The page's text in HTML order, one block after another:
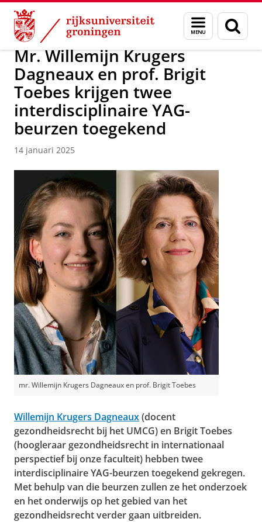
Skip
Content
Skip
Navigation
Menu
en
zoeken
Over ons Nieuwsarchief
Mr. Willemijn Krugers
Dagneaux en prof. Brigit
Toebes krijgen twee
interdisciplinaire YAG-
beurzen toegekend
14 januari 2025
mr. Willemijn Krugers Dagneaux en prof. Brigit Toebes
Willemijn Krugers Dagneaux(docent
gezondheidsrecht bij het UMCG) en Brigit Toebes
(hoogleraar gezondheidsrecht in internationaal
perspectief bij onze faculteit) hebben twee
interdisciplinaire YAG-beurzen toegekend gekregen.
Met behulp van die beurzen zullen ze het onderzoek
en het onderwijs op het gebied van het
gezondheidsrecht verder gaan uitbreiden.